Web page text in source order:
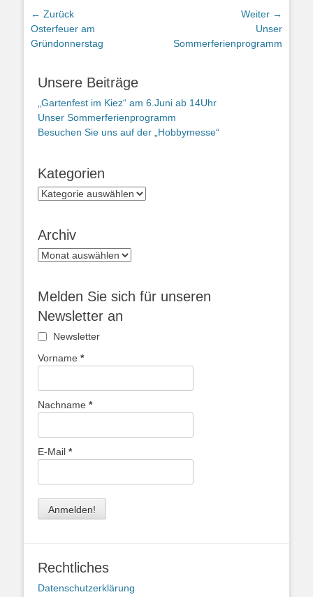
Beitragsnavigation
← Zurück
Vorheriger
Beitrag:
Osterfeuer am
Gründonnerstag
Weiter →
Beitrag:
Unser
Sommerferienprogramm
Unsere Beiträge
„Gartenfest im Kiez“ am 6.Juni ab 14Uhr
Unser Sommerferienprogramm
Besuchen Sie uns auf der „Hobbymesse“
Kategorien
Kategorien
Archiv
Archiv
Melden Sie sich für unseren
Newsletter an
Newsletter
Vorname *
Nachname *
E-Mail *
Rechtliches
Datenschutzerklärung